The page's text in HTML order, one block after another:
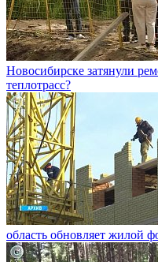
Новосибирске затянули
теплотрасс?
область обновляет жилой